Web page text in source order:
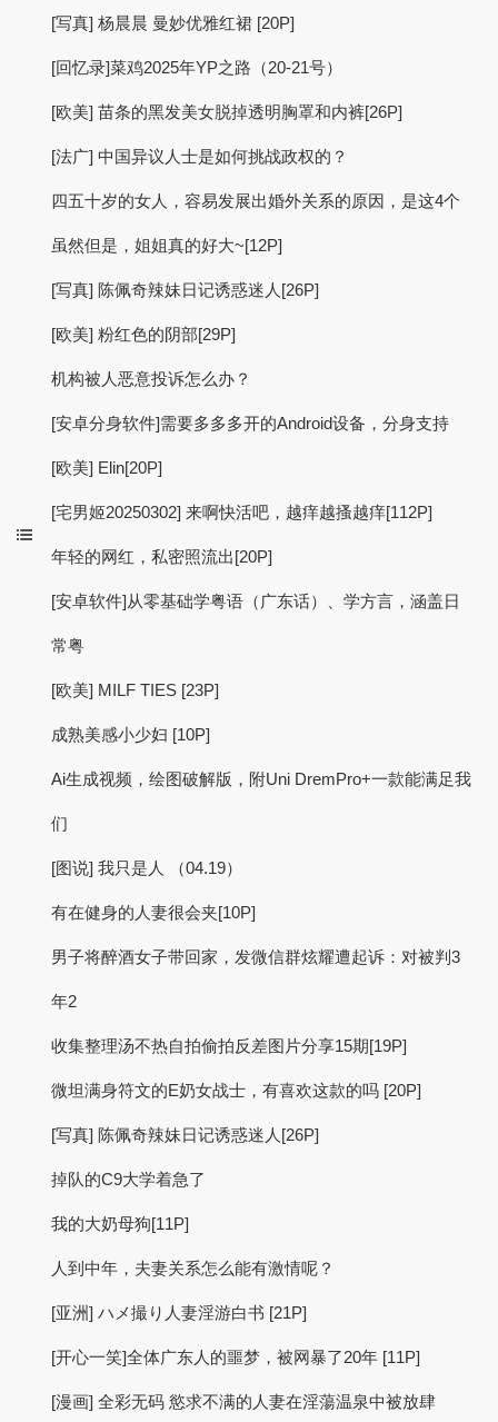
[写真] 杨晨晨 曼妙优雅红裙 [20P]
[回忆录]菜鸡2025年YP之路（20-21号）
[欧美] 苗条的黑发美女脱掉透明胸罩和内裤[26P]
[法广] 中国异议人士是如何挑战政权的？
四五十岁的女人，容易发展出婚外关系的原因，是这4个
虽然但是，姐姐真的好大~[12P]
[写真] 陈佩奇辣妹日记诱惑迷人[26P]
[欧美] 粉红色的阴部[29P]
机构被人恶意投诉怎么办？
[安卓分身软件]需要多多多开的Android设备，分身支持
[欧美] Elin[20P]
[宅男姬20250302] 来啊快活吧，越痒越搔越痒[112P]
年轻的网红，私密照流出[20P]
[安卓软件]从零基础学粤语（广东话）、学方言，涵盖日
常粤
[欧美] MILF TIES [23P]
成熟美感小少妇 [10P]
Ai生成视频，绘图破解版，附Uni DremPro+一款能满足我
们
[图说] 我只是人 （04.19）
有在健身的人妻很会夹[10P]
男子将醉酒女子带回家，发微信群炫耀遭起诉：对被判3
年2
收集整理汤不热自拍偷拍反差图片分享15期[19P]
微坦满身符文的E奶女战士，有喜欢这款的吗 [20P]
[写真] 陈佩奇辣妹日记诱惑迷人[26P]
掉队的C9大学着急了
我的大奶母狗[11P]
人到中年，夫妻关系怎么能有激情呢？
[亚洲] ハメ撮り人妻淫游白书 [21P]
[开心一笑]全体广东人的噩梦，被网暴了20年 [11P]
[漫画] 全彩无码 慾求不满的人妻在淫蕩温泉中被放肆